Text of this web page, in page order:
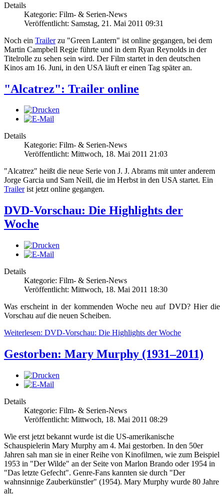
Details
Kategorie: Film- & Serien-News
Veröffentlicht: Samstag, 21. Mai 2011 09:31
Noch ein Trailerzu "Green Lantern" ist online gegangen, bei dem
Martin Campbell Regie führte und in dem Ryan Reynolds in der
Titelrolle zu sehen sein wird. Der Film startet in den deutschen
Kinos am 16. Juni, in den USA läuft er einen Tag später an.
"Alcatrez": Trailer online
Details
Kategorie: Film- & Serien-News
Veröffentlicht: Mittwoch, 18. Mai 2011 21:03
"Alcatrez" heißt die neue Serie von J. J. Abrams mit unter anderem
Jorge Garcia und Sam Neill, die im Herbst in den USA startet. Ein
Trailerist jetzt online gegangen.
DVD-Vorschau: Die Highlights der
Woche
Details
Kategorie: Film- & Serien-News
Veröffentlicht: Mittwoch, 18. Mai 2011 18:30
Was erscheint in der kommenden Woche neu auf DVD? Hier die
Vorschau auf die neuen Scheiben.
Weiterlesen: DVD-Vorschau: Die Highlights der Woche
Gestorben: Mary Murphy (1931–2011)
Details
Kategorie: Film- & Serien-News
Veröffentlicht: Mittwoch, 18. Mai 2011 08:29
Wie erst jetzt bekannt wurde ist die US-amerikanische
Schauspielerin Mary Murphy am 4. Mai gestorben. In den 50er
Jahren sah man sie in einer Reihe von Kinofilmen, wie zum Beispiel
1953 in "Der Wilde" an der Seite von Marlon Brando oder 1954 in
"Das letzte Gefecht". Genre-Fans kannten sie durch "Der
wahnsinnige Zauberkünstler" (1954). Mary Murphy wurde 80 Jahre
alt.